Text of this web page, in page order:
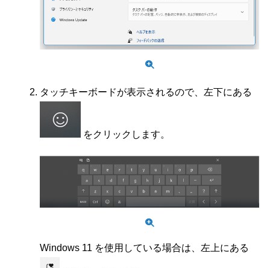
タッチキーボードが表示されるので、左下にある
をクリックします。
Windows 11 を使用している場合は、左上にある